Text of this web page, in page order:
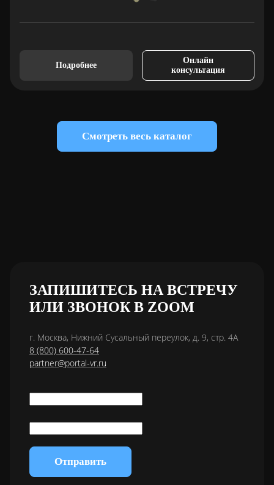
Подробнее
Онлайн
консультация
Смотреть весь каталог
ЗАПИШИТЕСЬ НА ВСТРЕЧУ
ИЛИ ЗВОНОК В ZOOM
г. Москва, Нижний Сусальный переулок, д. 9, стр. 4А
8 (800) 600-47-64
partner@portal-vr.ru
Отправить